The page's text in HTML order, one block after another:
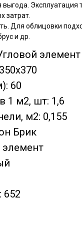
выгода. Эксплуатация
затрат.
Для облицовки
и др.
60
1 м2, шт: 1,6
м2: 0,155
Брик
элемент
652